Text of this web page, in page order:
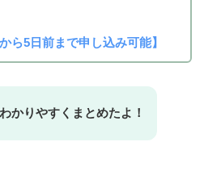
ら5日前まで申し込み可能】
かりやすくまとめたよ！